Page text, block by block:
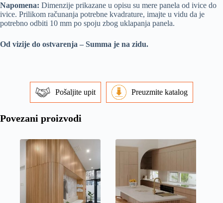
Napomena: Dimenzije prikazane u opisu su mere panela od ivice do
ivice. Prilikom računanja potrebne kvadrature, imajte u vidu da je
potrebno odbiti 10 mm po spoju zbog uklapanja panela.
Od vizije do ostvarenja – Summa je na zidu.
Pošaljite upit Preuzmite katalog
Povezani proizvodi